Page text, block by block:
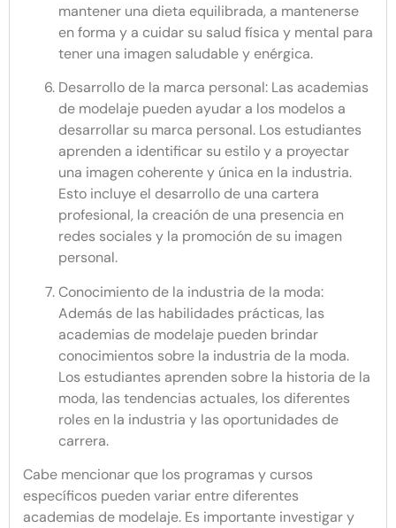
mantener una dieta equilibrada, a mantenerse
en forma y a cuidar su salud física y mental para
tener una imagen saludable y enérgica.
Desarrollo de la marca personal: Las academias
de modelaje pueden ayudar a los modelos a
desarrollar su marca personal. Los estudiantes
aprenden a identificar su estilo y a proyectar
una imagen coherente y única en la industria.
Esto incluye el desarrollo de una cartera
profesional, la creación de una presencia en
redes sociales y la promoción de su imagen
personal.
Conocimiento de la industria de la moda:
Además de las habilidades prácticas, las
academias de modelaje pueden brindar
conocimientos sobre la industria de la moda.
Los estudiantes aprenden sobre la historia de la
moda, las tendencias actuales, los diferentes
roles en la industria y las oportunidades de
carrera.
Cabe mencionar que los programas y cursos
específicos pueden variar entre diferentes
academias de modelaje. Es importante investigar y